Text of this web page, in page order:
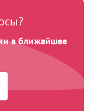
в ближайшее